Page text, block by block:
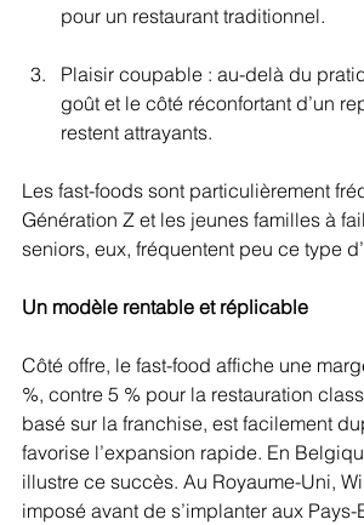
pour un restaurant traditionnel.
Plaisir coupable : au-delà du
goût et le côté réconfortant d’un
restent attrayants.
Les fast-foods sont particulièrement
Génération Z et les jeunes familles à
seniors, eux, fréquentent peu ce type
Un modèle rentable et réplicable
Côté offre, le fast-food affiche une
%, contre 5 % pour la restauration
basé sur la franchise, est facilement
favorise l’expansion rapide. En
illustre ce succès. Au Royaume-Uni,
imposé avant de s’implanter aux